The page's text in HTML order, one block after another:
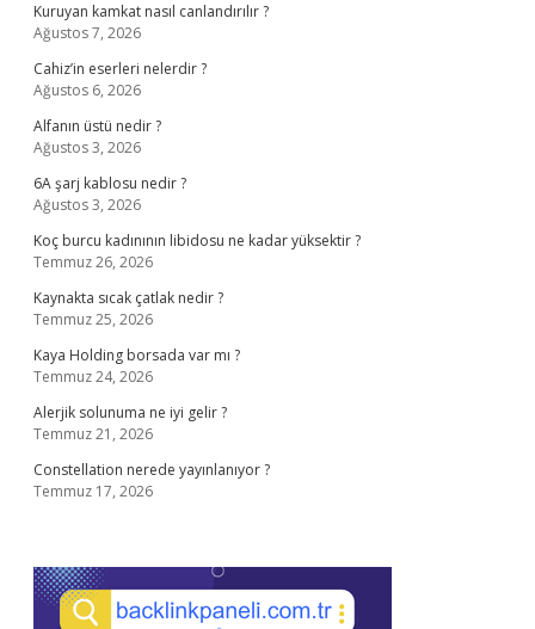
Kuruyan kamkat nasıl canlandırılır ?
Ağustos 7, 2026
Cahiz’in eserleri nelerdir ?
Ağustos 6, 2026
Alfanın üstü nedir ?
Ağustos 3, 2026
6A şarj kablosu nedir ?
Ağustos 3, 2026
Koç burcu kadınının libidosu ne kadar yüksektir ?
Temmuz 26, 2026
Kaynakta sıcak çatlak nedir ?
Temmuz 25, 2026
Kaya Holding borsada var mı ?
Temmuz 24, 2026
Alerjik solunuma ne iyi gelir ?
Temmuz 21, 2026
Constellation nerede yayınlanıyor ?
Temmuz 17, 2026